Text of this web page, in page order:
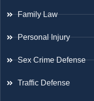
Family Law
Personal Injury
Sex Crime Defense
Traffic Defense